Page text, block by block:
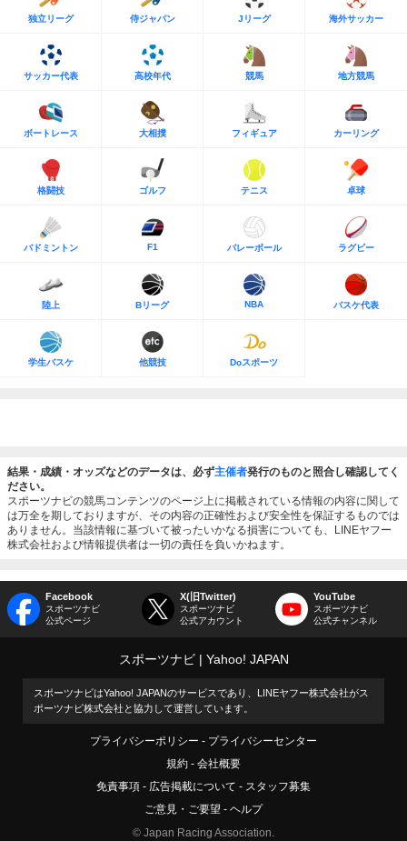
独立リーグ 侍ジャパン Jリーグ 海外サッカー
サッカー代表 高校年代 競馬 地方競馬
ボートレース 大相撲 フィギュア カーリング
格闘技 ゴルフ テニス 卓球
バドミントン F1 バレーボール ラグビー
陸上 Bリーグ NBA バスケ代表
学生バスケ 他競技 Doスポーツ
結果・成績・オッズなどのデータは、必ず主催者発行のものと照合し確認してく
ださい。
スポーツナビの競馬コンテンツのページ上に掲載されている情報の内容に関して
は万全を期しておりますが、その内容の正確性および安全性を保証するものでは
ありません。当該情報に基づいて被ったいかなる損害についても、LINEヤフー
株式会社および情報提供者は一切の責任を負いかねます。
Facebook
スポーツナビ
公式ページ
X(旧Twitter)
スポーツナビ
公式アカウント
YouTube
スポーツナビ
公式チャンネル
スポーツナビ Yahoo! JAPAN
スポーツナビはYahoo! JAPANのサービスであり、LINEヤフー株式会社がス
ポーツナビ株式会社と協力して運営しています。
プライバシーポリシー
プライバシーセンター
規約
会社概要
免責事項
広告掲載について
スタッフ募集
ご意見・ご要望
ヘルプ
© Japan Racing Association.